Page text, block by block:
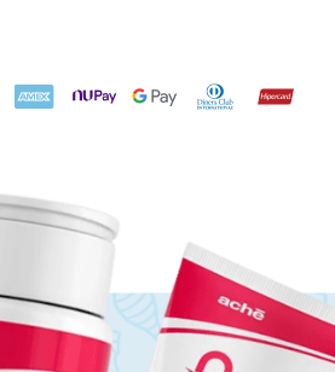
AMEX NuPay Google PayDiners ClubHipercard